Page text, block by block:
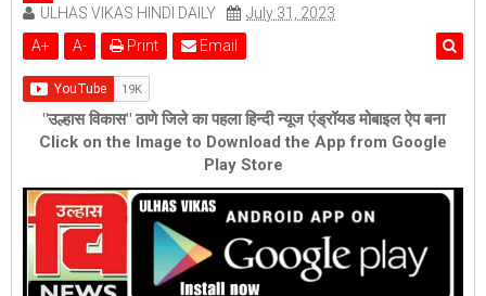
ULHAS VIKAS HINDI DAILY
July 31, 2023
A+ A- Print Email
"उल्हास विकास" ठाणे जिले का पहला हिन्दी न्यूज एंड्रॉयड मोबाइल ऐप बना
Click on the Image to Download the App from Google
Play Store